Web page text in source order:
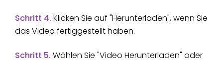
Schritt 4. Klicken Sie auf "Herunterladen", wenn Sie
das Video fertiggestellt haben.
Schritt 5. Wählen Sie "Video Herunterladen" oder